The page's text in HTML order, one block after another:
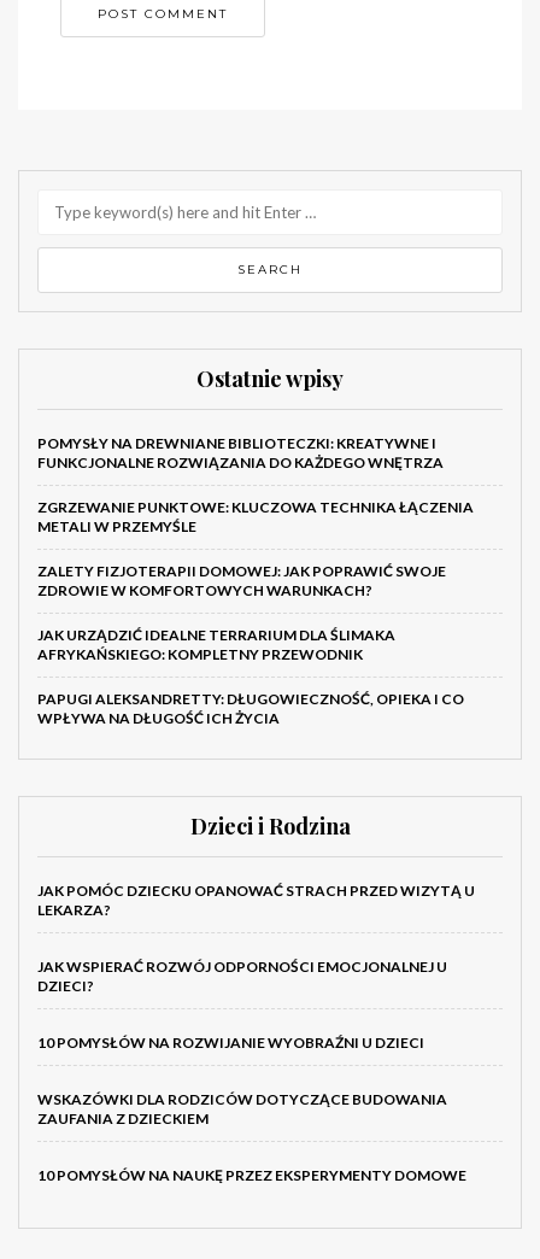
Ostatnie wpisy
POMYSŁY NA DREWNIANE BIBLIOTECZKI: KREATYWNE I
FUNKCJONALNE ROZWIĄZANIA DO KAŻDEGO WNĘTRZA
ZGRZEWANIE PUNKTOWE: KLUCZOWA TECHNIKA ŁĄCZENIA
METALI W PRZEMYŚLE
ZALETY FIZJOTERAPII DOMOWEJ: JAK POPRAWIĆ SWOJE
ZDROWIE W KOMFORTOWYCH WARUNKACH?
JAK URZĄDZIĆ IDEALNE TERRARIUM DLA ŚLIMAKA
AFRYKAŃSKIEGO: KOMPLETNY PRZEWODNIK
PAPUGI ALEKSANDRETTY: DŁUGOWIECZNOŚĆ, OPIEKA I CO
WPŁYWA NA DŁUGOŚĆ ICH ŻYCIA
Dzieci i Rodzina
JAK POMÓC DZIECKU OPANOWAĆ STRACH PRZED WIZYTĄ U
LEKARZA?
JAK WSPIERAĆ ROZWÓJ ODPORNOŚCI EMOCJONALNEJ U
DZIECI?
10 POMYSŁÓW NA ROZWIJANIE WYOBRAŹNI U DZIECI
WSKAZÓWKI DLA RODZICÓW DOTYCZĄCE BUDOWANIA
ZAUFANIA Z DZIECKIEM
10 POMYSŁÓW NA NAUKĘ PRZEZ EKSPERYMENTY DOMOWE